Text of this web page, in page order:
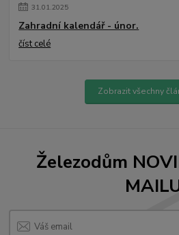
31.01.2025
Zahradní kalendář - únor.
číst celé
Zobrazit všechny
Železodům